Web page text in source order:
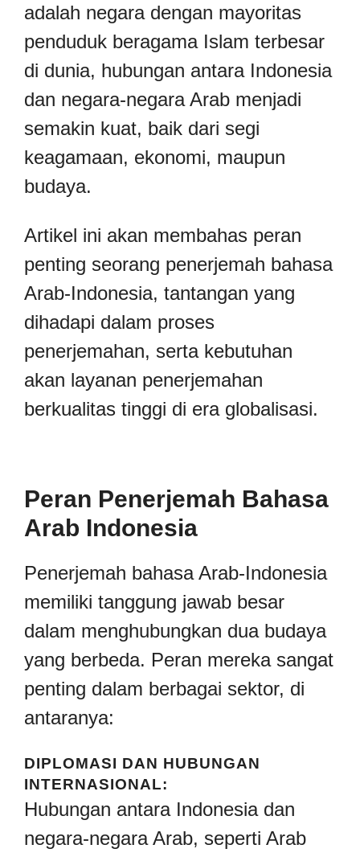
adalah negara dengan mayoritas
penduduk beragama Islam terbesar
di dunia, hubungan antara Indonesia
dan negara-negara Arab menjadi
semakin kuat, baik dari segi
keagamaan, ekonomi, maupun
budaya.
Artikel ini akan membahas peran
penting seorang penerjemah bahasa
Arab-Indonesia, tantangan yang
dihadapi dalam proses
penerjemahan, serta kebutuhan
akan layanan penerjemahan
berkualitas tinggi di era globalisasi.
Peran Penerjemah Bahasa
Arab Indonesia
Penerjemah bahasa Arab-Indonesia
memiliki tanggung jawab besar
dalam menghubungkan dua budaya
yang berbeda. Peran mereka sangat
penting dalam berbagai sektor, di
antaranya:
DIPLOMASI DAN HUBUNGAN
INTERNASIONAL:
Hubungan antara Indonesia dan
negara-negara Arab, seperti Arab